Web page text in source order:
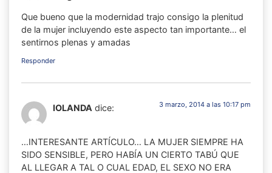
Que bueno que la modernidad trajo consigo la plenitud
de la mujer incluyendo este aspecto tan importante… el
sentirnos plenas y amadas
Responder
IOLANDA dice: 3 marzo, 2014 a las 10:17 pm
…INTERESANTE ARTÍCULO… LA MUJER SIEMPRE HA
SIDO SENSIBLE, PERO HABÍA UN CIERTO TABÚ QUE
AL LLEGAR A TAL O CUAL EDAD, EL SEXO NO ERA